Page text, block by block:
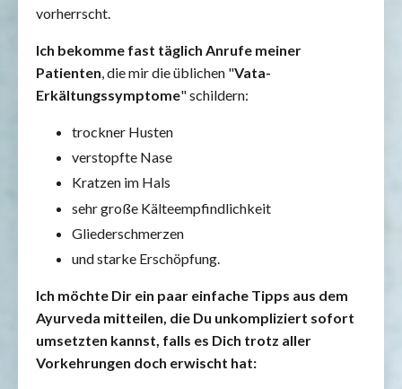
vorherrscht.
Ich bekomme fast täglich Anrufe meiner
Patienten, die mir die üblichen "Vata-
Erkältungssymptome" schildern:
trockner Husten
verstopfte Nase
Kratzen im Hals
sehr große Kälteempfindlichkeit
Gliederschmerzen
und starke Erschöpfung.
Ich möchte Dir ein paar einfache Tipps aus dem
Ayurveda mitteilen, die Du unkompliziert sofort
umsetzten kannst, falls es Dich trotz aller
Vorkehrungen doch erwischt hat: